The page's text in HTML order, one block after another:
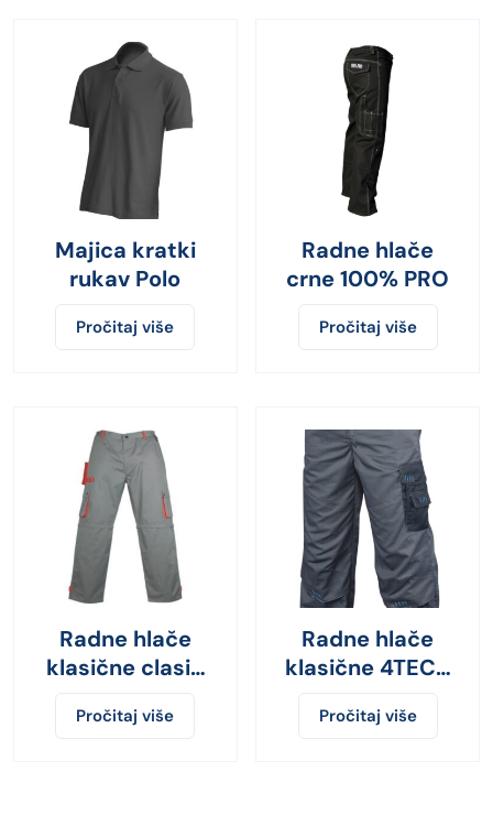
Majica kratki
rukav Polo
Pročitaj više
Radne hlače
crne 100% PRO
Pročitaj više
Radne hlače
klasične clasic
plus
Pročitaj više
Radne hlače
klasične 4TECH
sivo-crne
Pročitaj više